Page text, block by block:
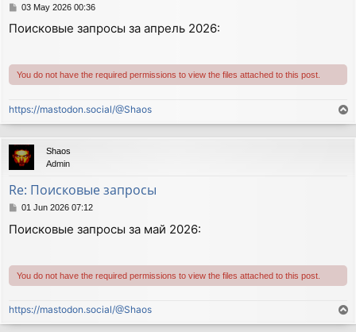
P
s
03 May 2026 00:36
Поисковые запросы за апрель 2026:
You do not have the required permissions to view the files attached to this post.
https://mastodon.social/@Shaos
o
p
Shaos
Admin
Re: Поисковые запросы
P
s
01 Jun 2026 07:12
Поисковые запросы за май 2026:
You do not have the required permissions to view the files attached to this post.
https://mastodon.social/@Shaos
o